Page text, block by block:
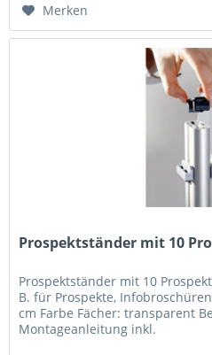
Merken
Prospektständer mit 10
Prospektständer mit 10
B. für Prospekte,
cm Farbe Fächer: transparent
Montageanleitung inkl.